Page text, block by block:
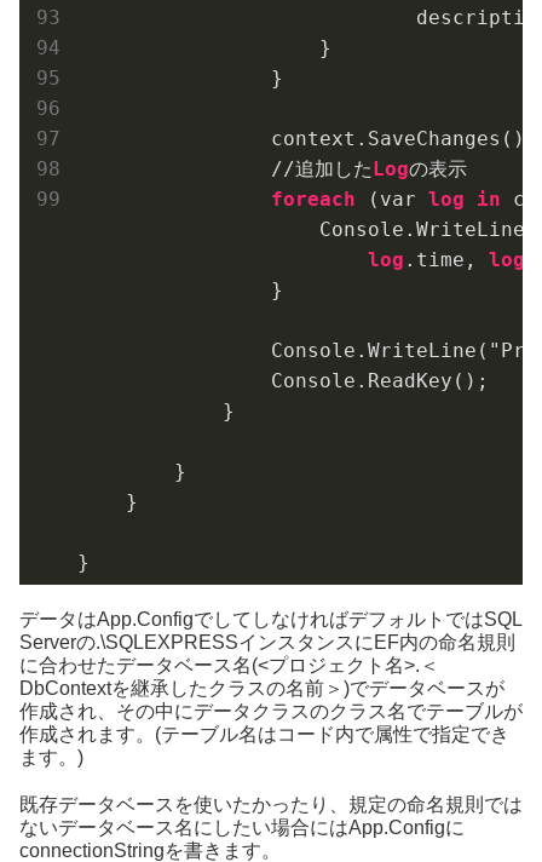
                    }
                }
                context.SaveChanges();
                //追加した
Logの表示
foreach (var log in
log .time, log
                }
                Console.ReadKey();
            }
        }
    }
データはApp.ConfigでしてしなければデフォルトではSQL
Serverの.\SQLEXPRESSインスタンスにEF内の命名規則
に合わせたデータベース名(<プロジェクト名>.＜
DbContextを継承したクラスの名前＞)でデータベースが
作成され、その中にデータクラスのクラス名でテーブルが
作成されます。(テーブル名はコード内で属性で指定でき
ます。)
既存データベースを使いたかったり、規定の命名規則では
ないデータベース名にしたい場合にはApp.Configに
connectionStringを書きます。